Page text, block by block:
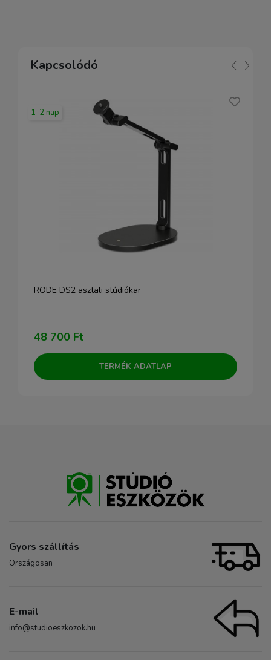
Kapcsolódó
1-2 nap
RODE DS2 asztali stúdiókar
48 700 Ft
TERMÉK ADATLAP
Gyors szállítás
Országosan
E-mail
info@studioeszkozok.hu